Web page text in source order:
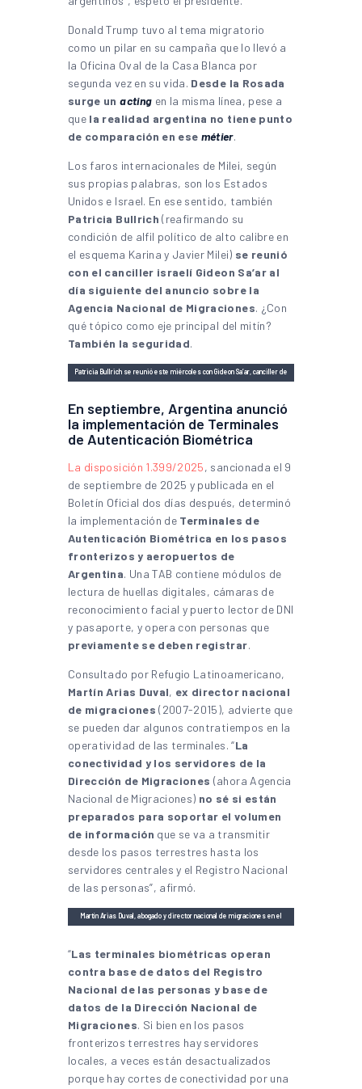
Donald Trump tuvo al tema migratorio
como un pilar en su campaña que lo llevó a
la Oficina Oval de la Casa Blanca por
segunda vez en su vida. Desde la Rosada
surge unacting en la misma línea, pese a
que la realidad argentina no tiene punto
de comparación en ese métier.
Los faros internacionales de Milei, según
sus propias palabras, son los Estados
Unidos e Israel. En ese sentido, también
Patricia Bullrich(reafirmando su
condición de alfil político de alto calibre en
el esquema Karina y Javier Milei) se reunió
con el canciller israelí Gideon Sa’ar al
día siguiente del anuncio sobre la
Agencia Nacional de Migraciones. ¿Con
qué tópico como eje principal del mitín?
También la seguridad.
Patricia Bullrich se reunió este miércoles con Gideon Sa’ar, canciller de
En septiembre, Argentina anunció
la implementación de Terminales
de Autenticación Biométrica
La disposición 1.399/2025, sancionada el 9
de septiembre de 2025 y publicada en el
Boletín Oficial dos días después, determinó
la implementación de Terminales de
Autenticación Biométrica en los pasos
fronterizos y aeropuertos de
Argentina. Una TAB contiene módulos de
lectura de huellas digitales, cámaras de
reconocimiento facial y puerto lector de DNI
y pasaporte, y opera con personas que
previamente se deben registrar.
Consultado por Refugio Latinoamericano,
Martín Arias Duval, ex director nacional
de migraciones (2007-2015), advierte que
se pueden dar algunos contratiempos en la
operatividad de las terminales. “La
conectividad y los servidores de la
Dirección de Migraciones (ahora Agencia
Nacional de Migraciones) no sé si están
preparados para soportar el volumen
de información que se va a transmitir
desde los pasos terrestres hasta los
servidores centrales y el Registro Nacional
de las personas”, afirmó.
Martín Arias Duval, abogado y director nacional de migraciones en el
“Las terminales biométricas operan
contra base de datos del Registro
Nacional de las personas y base de
datos de la Dirección Nacional de
Migraciones. Si bien en los pasos
fronterizos terrestres hay servidores
locales, a veces están desactualizados
porque hay cortes de conectividad por una